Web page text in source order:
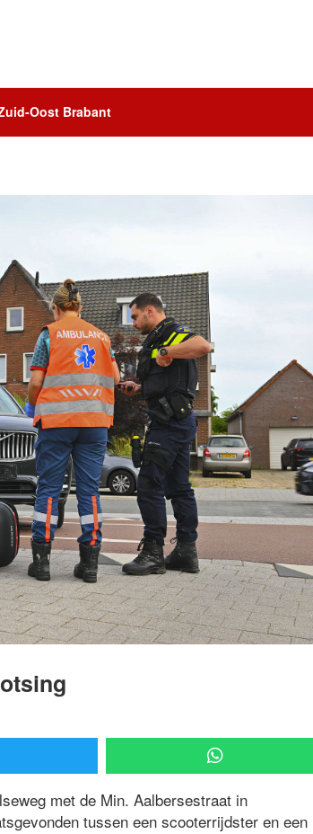
Oost Brabant
met de Min. Aalbersestraat in
tussen een scooterrijdster en een